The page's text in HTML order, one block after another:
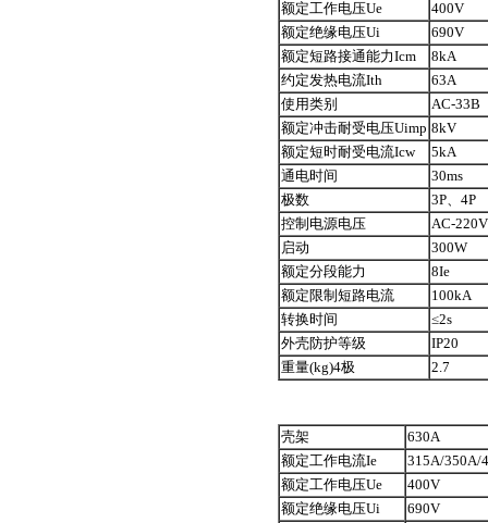
额定工作电压Ue
400V
额定绝缘电压Ui
690V
额定短路接通能力Icm
8kA
约定发热电流Ith
63A
使用类别
AC-33B
额定冲击耐受电压Uimp 8kV
额定短时耐受电流Icw
5kA
通电时间
30ms
极数
3P、4P
控制电源电压
AC-220V
启动
300W
额定分段能力
8Ie
额定限制短路电流
100kA
转换时间
≤2s
外壳防护等级
IP20
重量(kg)4极
2.7
壳架
630A
额定工作电流Ie
315A/350A/
额定工作电压Ue
400V
额定绝缘电压Ui
690V